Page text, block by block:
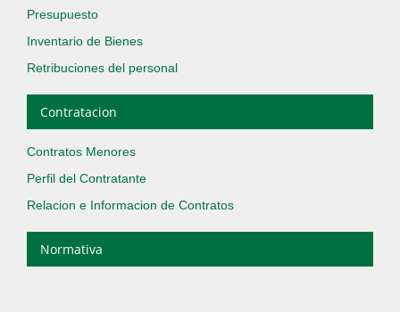
Presupuesto
Inventario de Bienes
Retribuciones del personal
Contratacion
Contratos Menores
Perfil del Contratante
Relacion e Informacion de Contratos
Normativa